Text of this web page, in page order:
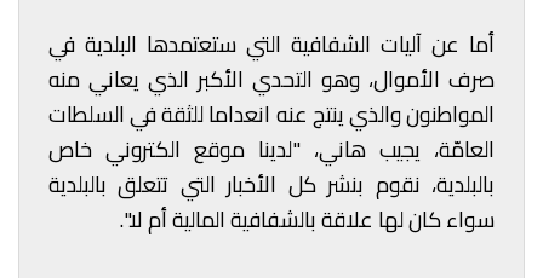
أما عن آليات الشفافية التي ستعتمدها البلدية في
صرف الأموال، وهو التحدي الأكبر الذي يعاني منه
المواطنون والذي ينتج عنه انعداما للثقة في السلطات
العامّة، يجيب هاني، "لدينا موقع الكتروني خاص
بالبلدية، نقوم بنشر كل الأخبار التي تتعلق بالبلدية
سواء كان لها علاقة بالشفافية المالية أم لا".